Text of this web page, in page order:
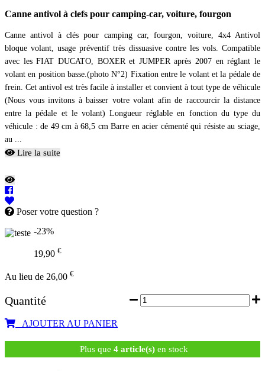
Canne antivol à clefs pour camping-car, voiture, fourgon
Canne antivol à clés pour camping car, fourgon, voiture, 4x4 Antivol
bloque volant, usage préventif très dissuasive contre les vols. Compatible
avec les FIAT DUCATO, BOXER et JUMPER après 2007 en réglant le
volant en position basse.(photo N°2) Fixation entre le volant et la pédale de
frein. Cet antivol est très facile à installer et convient à tout type de véhicule
(Nous vous invitons à baisser votre volant afin de raccourcir la distance
entre la pédale et le volant) Longueur réglable en fonction du type du
véhicule : de 49 cm à 68,5 cm Barre en acier cémenté qui résiste au sciage,
au ...
Lire la suite
Poser votre question ?
-23%
19,90 €
Au lieu de 26,00 €
Quantité
AJOUTER AU PANIER
Plus que 4 article(s)en stock